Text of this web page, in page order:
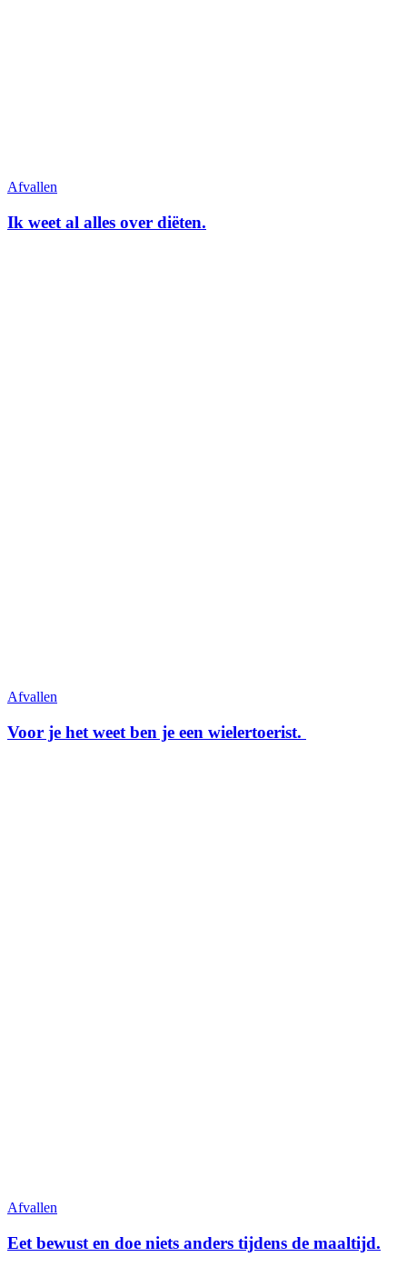
Afvallen
Ik weet al alles over diëten.
Afvallen
Voor je het weet ben je een wielertoerist.
Afvallen
Eet bewust en doe niets anders tijdens de maaltijd.